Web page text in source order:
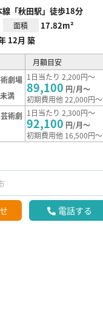
線「秋田駅」徒歩18分
面積 17.82m²
12月 築
月額目安
劇場
満
1日当たり 2,200円～
89,100 円/月～
初期費用他 22,000円～
術劇 1日当たり 2,300円～
92,100 円/月～
初期費用他 16,500円～
電話する